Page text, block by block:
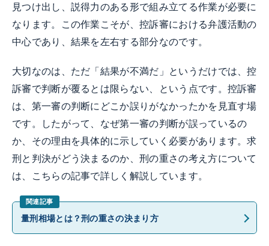
見つけ出し、説得力のある形で組み立てる作業が必要に
なります。この作業こそが、控訴審における弁護活動の
中心であり、結果を左右する部分なのです。
大切なのは、ただ「結果が不満だ」というだけでは、控
訴審で判断が覆るとは限らない、という点です。控訴審
は、第一審の判断にどこか誤りがなかったかを見直す場
です。したがって、なぜ第一審の判断が誤っているの
か、その理由を具体的に示していく必要があります。求
刑と判決がどう決まるのか、刑の重さの考え方について
は、こちらの記事で詳しく解説しています。
量刑相場とは？刑の重さの決まり方